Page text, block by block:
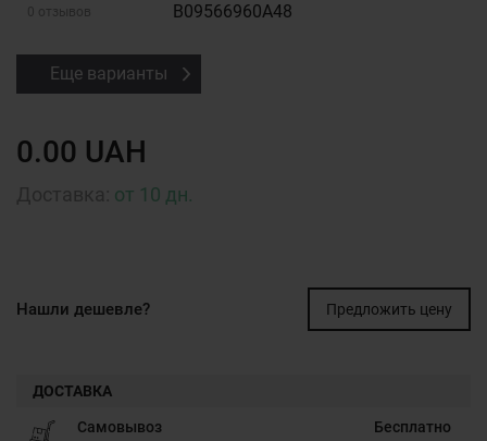
0 отзывов B09566960A48
Еще варианты
0.00 UAH
от 10 дн.
Нашли дешевле? Предложить цену
ДОСТАВКА
Самовывоз Бесплатно